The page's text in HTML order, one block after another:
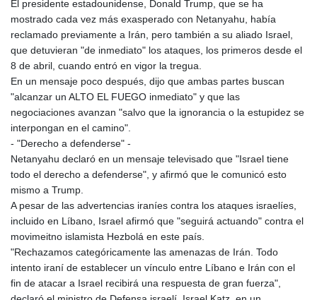
JEP 0.8566
JMD 183.583315
JOD 0.819746
JPY 182.445186
KES 148.887592
KGS 101.104505
KHR
KRW
1627.712241
KYD 0.963346
KZT 541.784389
LAK
26108.437325
LBP
103531.946431
LKR 387.745291
El presidente estadounidense, Donald Trump, que se ha
mostrado cada vez más exasperado con Netanyahu, había
reclamado previamente a Irán, pero también a su aliado Israel,
que detuvieran "de inmediato" los ataques, los primeros desde el
8 de abril, cuando entró en vigor la tregua.
En un mensaje poco después, dijo que ambas partes buscan
"alcanzar un ALTO EL FUEGO inmediato" y que las
negociaciones avanzan "salvo que la ignorancia o la estupidez se
interpongan en el camino".
- "Derecho a defenderse" -
Netanyahu declaró en un mensaje televisado que "Israel tiene
todo el derecho a defenderse", y afirmó que le comunicó esto
mismo a Trump.
A pesar de las advertencias iraníes contra los ataques israelíes,
incluido en Líbano, Israel afirmó que "seguirá actuando" contra el
movimeitno islamista Hezbolá en este país.
"Rechazamos categóricamente las amenazas de Irán. Todo
intento iraní de establecer un vínculo entre Líbano e Irán con el
fin de atacar a Israel recibirá una respuesta de gran fuerza",